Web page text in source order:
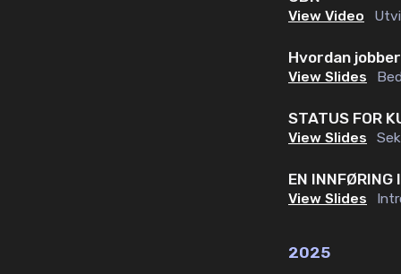
View Video
Hvordan
View Slides
STATUS FOR
View Slides
EN INNFØRING
View Slides
2025